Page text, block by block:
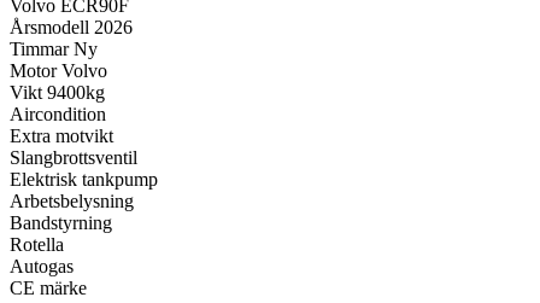
Volvo ECR90F
Årsmodell 2026
Timmar Ny
Motor Volvo
Vikt 9400kg
Aircondition
Extra motvikt
Slangbrottsventil
Elektrisk tankpump
Arbetsbelysning
Bandstyrning
Rotella
Autogas
CE märke